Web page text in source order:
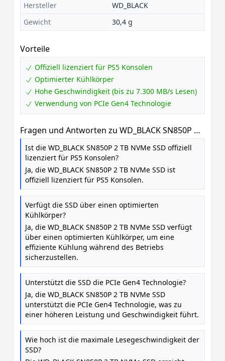
Hersteller
WD_BLACK
Gewicht
30,4 g
Vorteile
Offiziell lizenziert für PS5 Konsolen
Optimierter Kühlkörper
Hohe Geschwindigkeit (bis zu 7.300 MB/s Lesen)
Verwendung von PCIe Gen4 Technologie
Fragen und Antworten zu WD_BLACK SN850P 2
TB NVMe SSD Offiziell Lizenziert für PS5
Konsolen (interne Gaming SSD; optimierter
Kühlkörper; PCIe Gen4 Technologie, bis zu 7.300
MB / s Lesen, M.2 2280)
Ist die WD_BLACK SN850P 2 TB NVMe SSD offiziell
lizenziert für PS5 Konsolen?
Ja, die WD_BLACK SN850P 2 TB NVMe SSD ist
offiziell lizenziert für PS5 Konsolen.
Verfügt die SSD über einen optimierten
Kühlkörper?
Ja, die WD_BLACK SN850P 2 TB NVMe SSD verfügt
über einen optimierten Kühlkörper, um eine
effiziente Kühlung während des Betriebs
sicherzustellen.
Unterstützt die SSD die PCIe Gen4 Technologie?
Ja, die WD_BLACK SN850P 2 TB NVMe SSD
unterstützt die PCIe Gen4 Technologie, was zu
einer höheren Leistung und Geschwindigkeit führt.
Wie hoch ist die maximale Lesegeschwindigkeit der
SSD?